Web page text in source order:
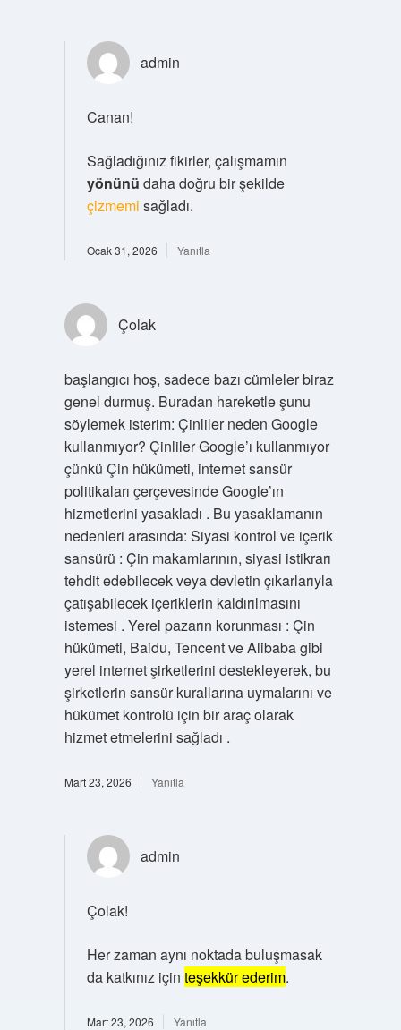
admin
Canan!
Sağladığınız fikirler, çalışmamın
yönünü daha doğru bir şekilde
çizmemi sağladı.
Ocak 31, 2026 Yanıtla
Çolak
başlangıcı hoş, sadece bazı cümleler biraz
genel durmuş. Buradan hareketle şunu
söylemek isterim: Çinliler neden Google
kullanmıyor? Çinliler Google’ı kullanmıyor
çünkü Çin hükümeti, internet sansür
politikaları çerçevesinde Google’ın
hizmetlerini yasakladı . Bu yasaklamanın
nedenleri arasında: Siyasi kontrol ve içerik
sansürü : Çin makamlarının, siyasi istikrarı
tehdit edebilecek veya devletin çıkarlarıyla
çatışabilecek içeriklerin kaldırılmasını
istemesi . Yerel pazarın korunması : Çin
hükümeti, Baidu, Tencent ve Alibaba gibi
yerel internet şirketlerini destekleyerek, bu
şirketlerin sansür kurallarına uymalarını ve
hükümet kontrolü için bir araç olarak
hizmet etmelerini sağladı .
Mart 23, 2026 Yanıtla
admin
Çolak!
Her zaman aynı noktada buluşmasak
da katkınız için teşekkür ederim.
Mart 23, 2026 Yanıtla